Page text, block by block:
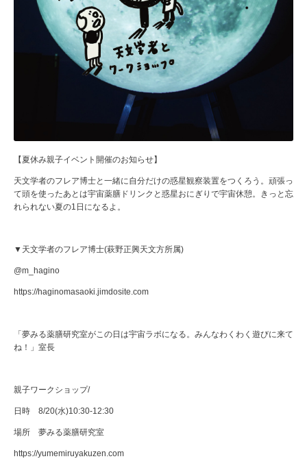
【夏休み親子イベント開催のお知らせ】
天文学者のフレア博士と一緒に自分だけの惑星観察装置をつくろう。頑張っ
て頭を使ったあとは宇宙薬膳ドリンクと惑星おにぎりで宇宙休憩。きっと忘
れられない夏の1日になるよ。
▼天文学者のフレア博士(萩野正興天文方所属)
@m_hagino
https://haginomasaoki.jimdosite.com
「夢みる薬膳研究室がこの日は宇宙ラボになる。みんなわくわく遊びに来て
ね！」室長
親子ワークショップ/
日時 8/20(水)10:30-12:30
場所 夢みる薬膳研究室
https://yumemiruyakuzen.com